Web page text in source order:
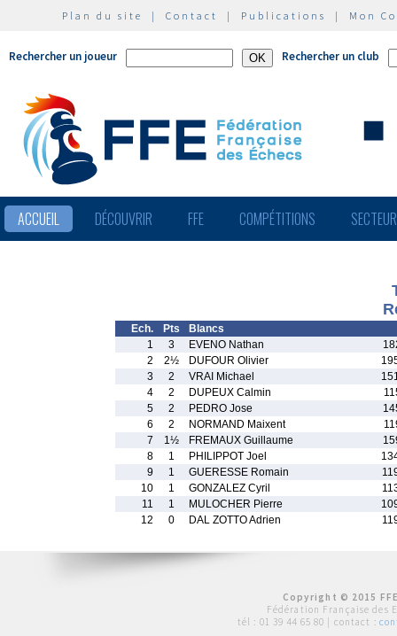
Plan du site | Contact | Publications | Mon
Rechercher un joueur Rechercher un club
ACCUEIL DÉCOUVRIR FFE COMPÉTITIONS
Ech. Pts
Blancs
1
3 EVENO Nathan
2
2½ DUFOUR Olivier
3
2 VRAI Michael
4
2 DUPEUX Calmin
5
2 PEDRO Jose
6
2 NORMAND Maixent
7
1½ FREMAUX Guillaume
8
1 PHILIPPOT Joel
9
1 GUERESSE Romain
10
1 GONZALEZ Cyril
11
1 MULOCHER Pierre
12
0 DAL ZOTTO Adrien
Copyright © 2015
Fédération Française des
tél : 01 39 44 65 80 | contact :